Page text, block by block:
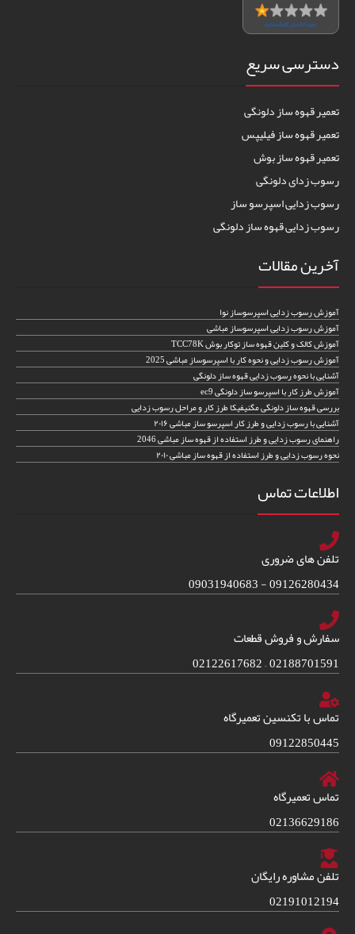
دسترسی سریع
تعمیر قهوه ساز دلونگی
تعمیر قهوه ساز فیلیپس
تعمیر قهوه ساز بوش
رسوب زدای دلونگی
رسوب زدایی اسپرسو ساز
رسوب زدایی قهوه ساز دلونگی
آخرین مقالات
آموزش رسوب زدایی اسپرسوساز نوا
آموزش رسوب زدایی اسپرسوساز مباشی
آموزش کالک و کلین قهوه ساز توکار بوش TCC78K
آموزش رسوب زدایی و نحوه کار با اسپرسوساز مباشی 2025
آشنایی با نحوه رسوب زدایی قهوه ساز دلونگی
آموزش طرز کار با اسپرسو ساز دلونگی ec9
بررسی قهوه ساز دلونگی مگنیفیکا طرز کار و مراحل رسوب زدایی
آشنایی با رسوب زدایی و طرز کار اسپرسو ساز مباشی ۲۰۱۶
راهنمای رسوب زدایی و طرز استفاده از قهوه ساز مباشی 2046
نحوه رسوب زدایی و طرز استفاده از قهوه ساز مباشی ۲۰۱۰
اطلاعات تماس
تلفن های ضروری
09126280434 - 09031940683
سفارش و فروش قطعات
02188701591 – 02122617682
تماس با تکنسین تعمیرگاه
09122850445
تماس تعمیرگاه
02136629186
تلفن مشاوره رایگان
02191012194